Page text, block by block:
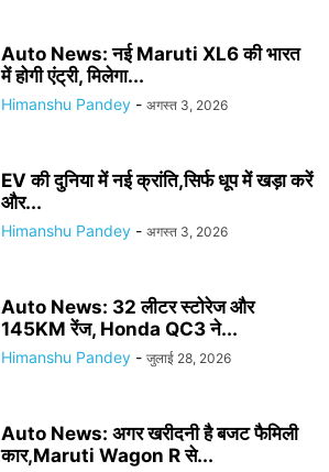
Auto News: नई Maruti XL6 की भारत
में होगी एंट्री, मिलेगा...
Himanshu Pandey - अगस्त 3, 2026
EV की दुनिया में नई क्रांति,सिर्फ धूप में खड़ा करें
और...
Himanshu Pandey - अगस्त 3, 2026
Auto News: 32 लीटर स्टोरेज और
145KM रेंज, Honda QC3 ने...
Himanshu Pandey - जुलाई 28, 2026
Auto News: अगर खरीदनी है बजट फैमिली
कार,Maruti Wagon R से...